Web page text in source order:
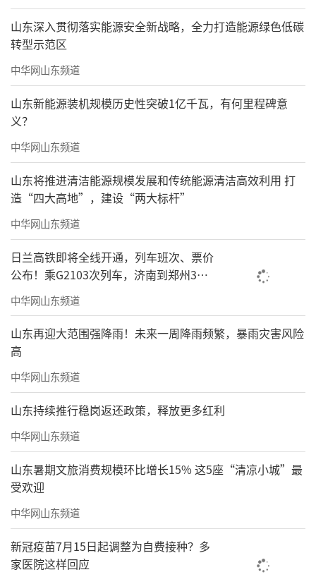
山东深入贯彻落实能源安全新战略，全力打造能源绿色低碳
转型示范区
中华网山东频道
山东新能源装机规模历史性突破1亿千瓦，有何里程碑意
义？
中华网山东频道
山东将推进清洁能源规模发展和传统能源清洁高效利用 打
造“四大高地”，建设“两大标杆”
中华网山东频道
日兰高铁即将全线开通，列车班次、票价
公布！乘G2103次列车，济南到郑州3小
时到达
中华网山东频道
山东再迎大范围强降雨！未来一周降雨频繁，暴雨灾害风险
高
中华网山东频道
山东持续推行稳岗返还政策，释放更多红利
中华网山东频道
山东暑期文旅消费规模环比增长15% 这5座“清凉小城”最
受欢迎
中华网山东频道
新冠疫苗7月15日起调整为自费接种？多
家医院这样回应